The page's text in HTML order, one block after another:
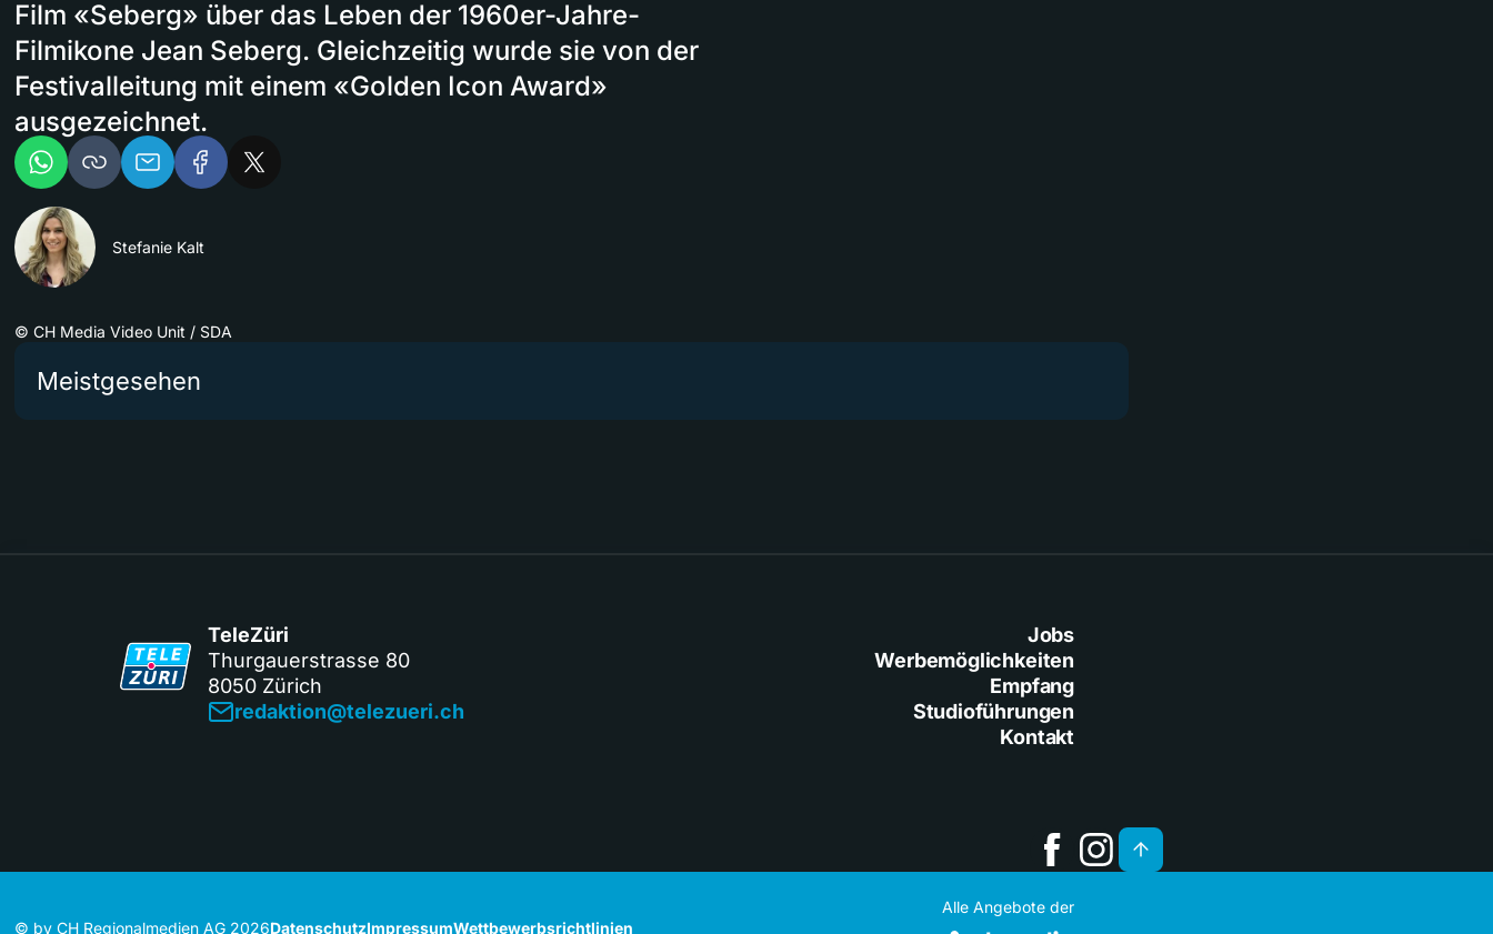
Film «Seberg» über das Leben der 1960er-Jahre-
Filmikone Jean Seberg. Gleichzeitig wurde sie von der
Festivalleitung mit einem «Golden Icon Award»
ausgezeichnet.
Stefanie Kalt
© CH Media Video Unit / SDA
Meistgesehen
TeleZüri
Thurgauerstrasse 80
8050 Zürich
redaktion@telezueri.ch
Jobs
Werbemöglichkeiten
Empfang
Studioführungen
Kontakt
© by CH Regionalmedien AG 2026DatenschutzImpressumWettbewerbsrichtlinien
Alle Angebote der